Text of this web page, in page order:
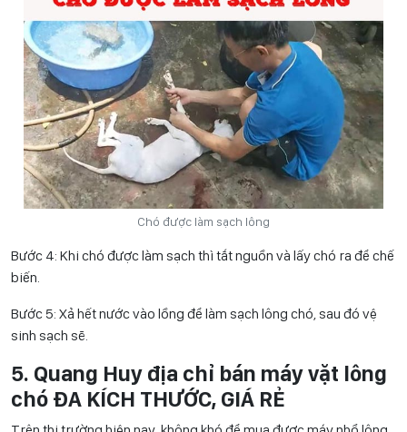
Chó được làm sạch lông
Bước 4: Khi chó được làm sạch thì tắt nguồn và lấy chó ra để chế
biến.
Bước 5: Xả hết nước vào lồng để làm sạch lông chó, sau đó vệ
sinh sạch sẽ.
5. Quang Huy địa chỉ bán máy vặt lông
chó ĐA KÍCH THƯỚC, GIÁ RẺ